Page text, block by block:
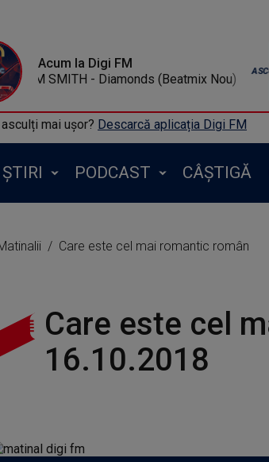
Acum la Digi FM
SAM SMITH - Diamonds (Beatmix Nou)
mai ușor? Descarcă aplicația Digi FM
ȘTIRI PODCAST CÂȘTIGĂ
Care este cel mai romantic român
Care este cel
16.10.2018